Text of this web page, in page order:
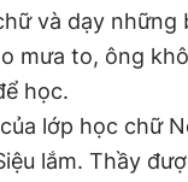
và dạy những
mưa to, ông
học.
lớp học chữ
lắm. Thầy